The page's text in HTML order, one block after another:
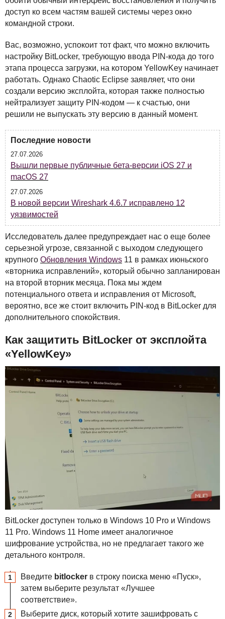
доступ ко всем частям вашей системы через окно
командной строки.
Вас, возможно, успокоит тот факт, что можно включить
настройку BitLocker, требующую ввода PIN-кода до того
этапа процесса загрузки, на котором YellowKey начинает
работать. Однако Chaotic Eclipse заявляет, что они
создали версию эксплойта, которая также полностью
нейтрализует защиту PIN-кодом — к счастью, они
решили не выпускать эту версию в данный момент.
Последние новости
27.07.2026
Вышли первые публичные бета-версии iOS 27 и
macOS 27
27.07.2026
В новой версии Wireshark 4.6.7 исправлено 12
уязвимостей
Исследователь далее предупреждает нас о еще более
серьезной угрозе, связанной с выходом следующего
крупного Обновления Windows 11 в рамках июньского
«вторника исправлений», который обычно запланирован
на второй вторник месяца. Пока мы ждем
потенциального ответа и исправления от Microsoft,
вероятно, все же стоит включить PIN-код в BitLocker для
дополнительного спокойствия.
Как защитить BitLocker от эксплойта
«YellowKey»
BitLocker доступен только в Windows 10 Pro и Windows
11 Pro. Windows 11 Home имеет аналогичное
шифрование устройства, но не предлагает такого же
детального контроля.
Введите bitlocker в строку поиска меню «Пуск»,
затем выберите результат «Лучшее
соответствие».
Выберите диск, который хотите зашифровать с